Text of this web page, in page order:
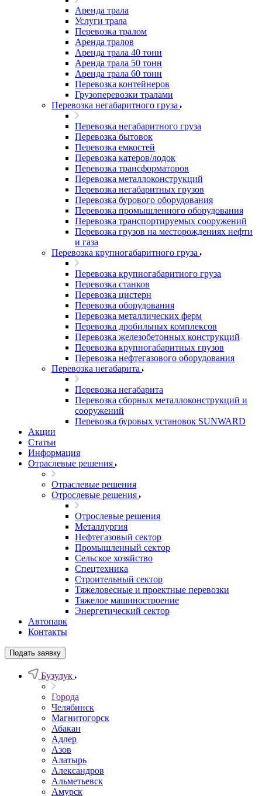
Аренда трала
Услуги трала
Перевозка тралом
Аренда тралов
Аренда трала 40 тонн
Аренда трала 50 тонн
Аренда трала 60 тонн
Перевозка контейнеров
Грузоперевозки тралами
Перевозка негабаритного груза
Перевозка негабаритного груза
Перевозка бытовок
Перевозка емкостей
Перевозка катеров/лодок
Перевозка трансформаторов
Перевозка металлоконструкций
Перевозка негабаритных грузов
Перевозка бурового оборудования
Перевозка промышленного оборудования
Перевозка транспортируемых сооружений
Перевозка грузов на месторождениях нефти
и газа
Перевозка крупногабаритного груза
Перевозка крупногабаритного груза
Перевозка станков
Перевозка цистерн
Перевозка оборудования
Перевозка металлических ферм
Перевозка дробильных комплексов
Перевозка железобетонных конструкций
Перевозка крупногабаритных грузов
Перевозка нефтегазового оборудования
Перевозка негабарита
Перевозка негабарита
Перевозка сборных металлоконструкций и
сооружений
Перевозка буровых установок SUNWARD
Акции
Статьи
Информация
Отраслевые решения
Отраслевые решения
Отрослевые решения
Отрослевые решения
Металлургия
Нефтегазовый сектор
Промышленный сектор
Сельское хозяйство
Спецтехника
Строительный сектор
Тяжеловесные и проектные перевозки
Тяжелое машиностроение
Энергетический сектор
Автопарк
Контакты
Подать заявку
Бузулук
Города
Челябинск
Магнитогорск
Абакан
Адлер
Азов
Алатырь
Александров
Альметьевск
Амурск